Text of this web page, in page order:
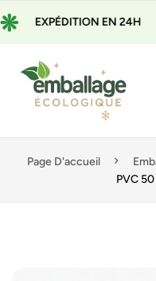
EXPÉDITION EN 24H
Page D'accueil
PVC